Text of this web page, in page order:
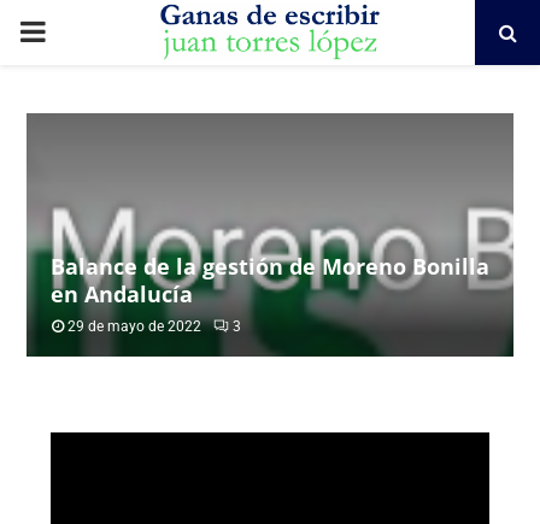
PRIMARY
Balance de la gestión de Moreno Bonilla
en Andalucía
29 de mayo de 2022 3